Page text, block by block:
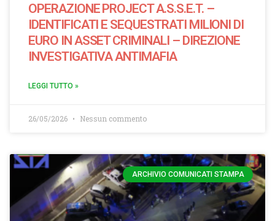
OPERAZIONE PROJECT A.S.S.E.T. –
IDENTIFICATI E SEQUESTRATI MILIONI DI
EURO IN ASSET CRIMINALI – DIREZIONE
INVESTIGATIVA ANTIMAFIA
LEGGI TUTTO »
26/05/2026 Nessun commento
ARCHIVIO COMUNICATI STAMPA